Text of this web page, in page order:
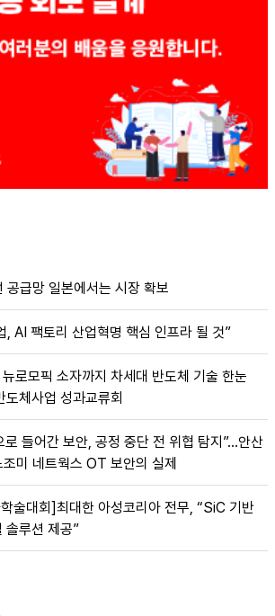
공급망 일본에서는 시장 확보
, AI 팩토리 산업혁명 핵심 인프라 될 것”
로모픽 소자까지 차세대 반도체 기술 한눈
체사업 성과교류회
들어간 보안, 공정 중단 전 위협 탐지”…안산
미 네트웍스 OT 보안의 실제
술대회]최대한 아성코리아 전무, “SiC 기반
솔루션 제공”